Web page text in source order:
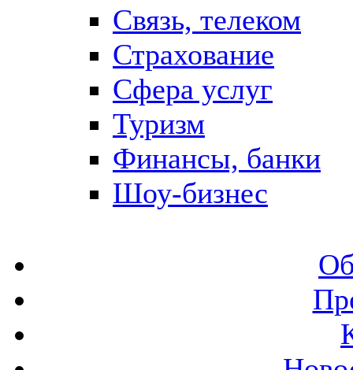
Связь, телеком
Страхование
Сфера услуг
Туризм
Финансы, банки
Шоу-бизнес